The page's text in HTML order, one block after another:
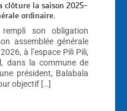
clôture la saison 2025-
ordinaire.
son obligation
assemblée générale
à l’espace Pili Pili,
dans la commune de
président, Balabala
objectif […]